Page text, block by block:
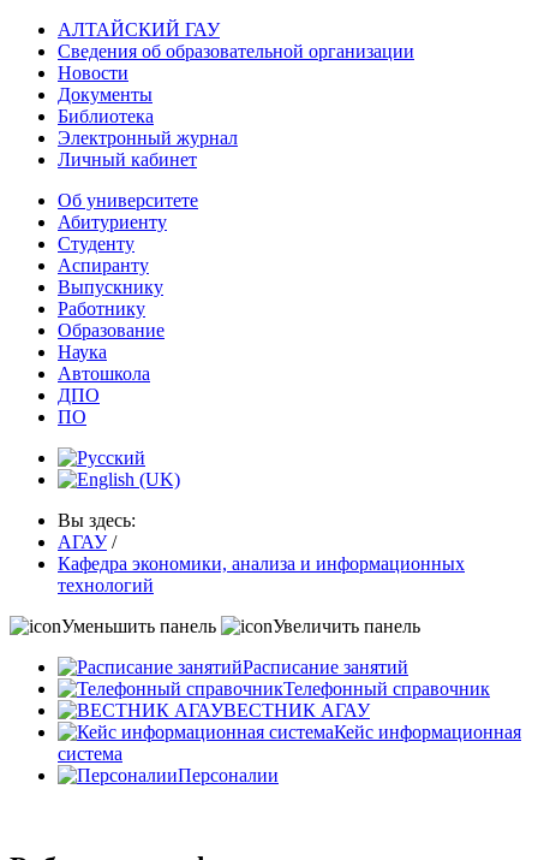
АЛТАЙСКИЙ ГАУ
Сведения об образовательной организации
Новости
Документы
Библиотека
Электронный журнал
Личный кабинет
Об университете
Абитуриенту
Студенту
Аспиранту
Выпускнику
Работнику
Образование
Наука
Автошкола
ДПО
ПО
Вы здесь:
АГАУ /
Кафедра экономики, анализа и информационных
технологий
Уменьшить панель
Увеличить панель
Расписание занятий
Телефонный справочник
ВЕСТНИК АГАУ
Кейс информационная
система
Персоналии